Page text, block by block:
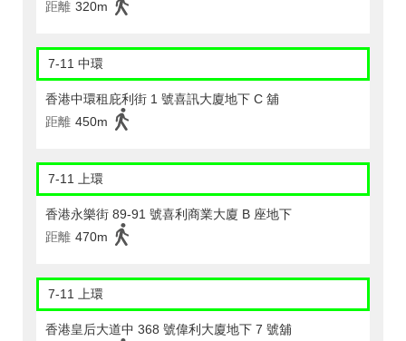
距離 320m
7-11 中環
香港中環租庇利街 1 號喜訊大廈地下 C 舖
距離 450m
7-11 上環
香港永樂街 89-91 號喜利商業大廈 B 座地下
距離 470m
7-11 上環
香港皇后大道中 368 號偉利大廈地下 7 號舖